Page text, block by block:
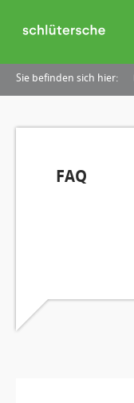
Sie befinden sich hier:
FAQ